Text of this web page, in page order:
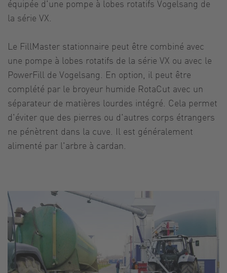
équipée d'une pompe à lobes rotatifs Vogelsang de
la série VX.
Le FillMaster stationnaire peut être combiné avec
une pompe à lobes rotatifs de la série VX ou avec le
PowerFill de Vogelsang. En option, il peut être
complété par le broyeur humide RotaCut avec un
séparateur de matières lourdes intégré. Cela permet
d'éviter que des pierres ou d'autres corps étrangers
ne pénètrent dans la cuve. Il est généralement
alimenté par l'arbre à cardan.